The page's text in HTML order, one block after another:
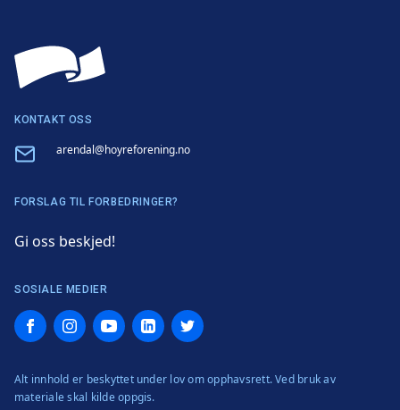
KONTAKT OSS
Email arendal@hoyreforening.no
FORSLAG TIL FORBEDRINGER?
Gi oss beskjed!
SOSIALE MEDIER
FacebookInstagramYouTubeLinkedInTwitter
Alt innhold er beskyttet under lov om opphavsrett. Ved bruk av
materiale skal kilde oppgis.